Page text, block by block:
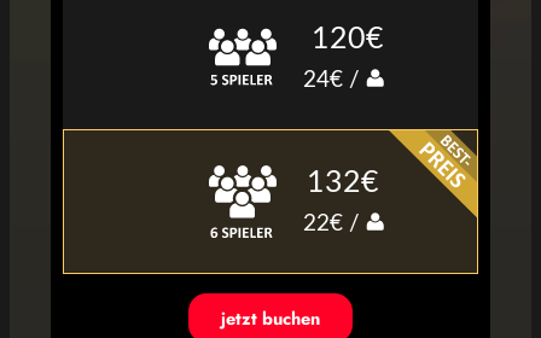
120€
24€ /
132€
22€ /
jetzt buchen